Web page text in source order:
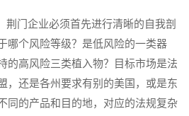
门企业必须首先进行清晰的自我剖
哪个风险等级？是低风险的一类器
的高风险三类植入物？目标市场是法
，还是各州要求有别的美国，或是东
同的产品和目的地，对应的法规复杂